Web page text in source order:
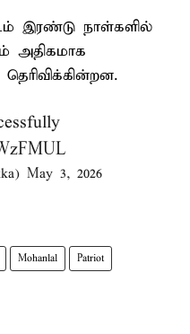
இரண்டு நாள்களில்
அதிகமாக
May 3, 2026
Mohanlal Patriot